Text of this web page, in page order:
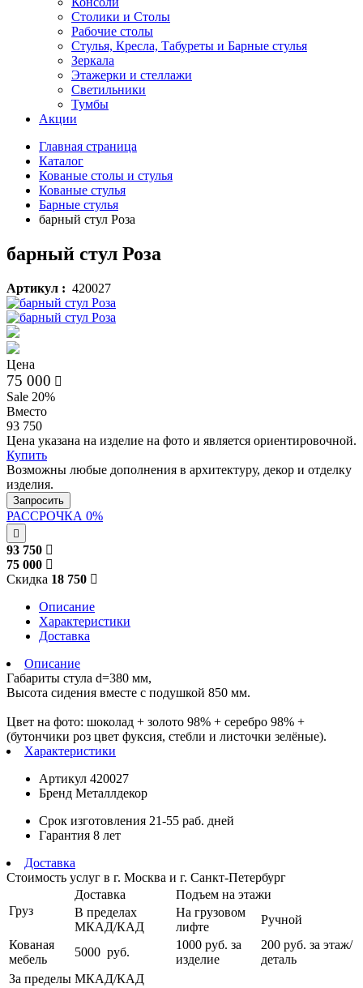
Столики и Столы
Рабочие столы
Стулья, Кресла, Табуреты и Барные стулья
Зеркала
Этажерки и стеллажи
Светильники
Тумбы
Акции
Главная страница
Каталог
Кованые столы и стулья
Кованые стулья
Барные стулья
барный стул Роза
барный стул Роза
Артикул : 420027
Цена
75 000
Sale 20%
Вместо
93 750
Цена указана на изделие на фото и является ориентировочной.
Купить
Возможны любые дополнения в архитектуру, декор и отделку
изделия.
Запросить
РАССРОЧКА 0%
93 750
75 000
Скидка 18 750
Описание
Характеристики
Доставка
Описание
Габариты стула d=380 мм,
Высота сидения вместе с подушкой 850 мм.
Цвет на фото: шоколад + золото 98% + серебро 98% +
(бутончики роз цвет фуксия, стебли и листочки зелёные).
Характеристики
Артикул 420027
Бренд Металлдекор
Срок изготовления 21-55 раб. дней
Гарантия 8 лет
Доставка
Стоимость услуг в г. Москва и г. Санкт-Петербург
Груз
Доставка
Подъем на этажи
В пределах
МКАД/КАД
На грузовом
лифте
Ручной
Кованая
мебель
5000 руб.
1000 руб. за
изделие
200 руб. за этаж/
деталь
За пределы МКАД/КАД